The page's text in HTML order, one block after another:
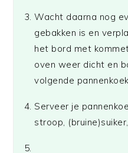
Wacht daarna nog
gebakken is en
het bord met
oven weer dicht en
volgende pannenkoek.
Serveer je
stroop,